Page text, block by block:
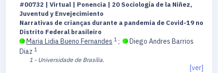
#00732 | Virtual | Ponencia | 20 Sociología de la Niñez,
Juventud y Envejecimiento
Narrativas de crianças durante a pandemia de Covid-19 no
Distrito Federal brasileiro
Maria Lidia Bueno Fernandes 1 ;
Diego Andres Barrios
Diaz 1
1 - Universidade de Brasília.
[ver]